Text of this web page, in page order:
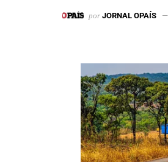
por JORNAL OPAÍS